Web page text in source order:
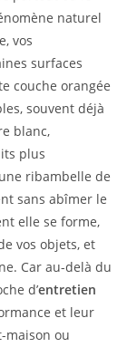
naturel
vos
surfaces
couche orangée
souvent déjà
blanc,
plus
ribambelle de
sans abîmer le
elle se forme,
vos objets, et
Car au-delà du
d’entretien
et leur
maison ou